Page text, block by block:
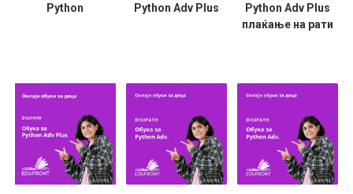
Python
Python Adv Plus
Python Adv Plus
плаќање на рати